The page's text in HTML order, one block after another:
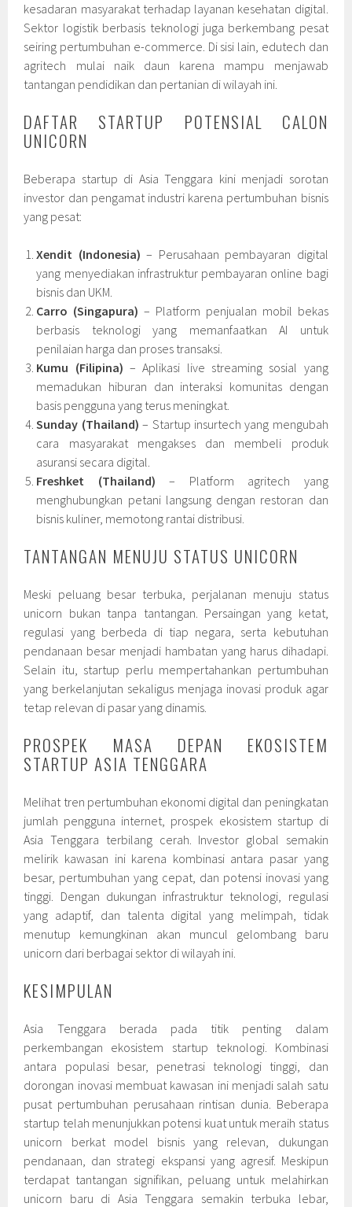
kesadaran masyarakat terhadap layanan kesehatan digital.
Sektor logistik berbasis teknologi juga berkembang pesat
seiring pertumbuhan e-commerce. Di sisi lain, edutech dan
agritech mulai naik daun karena mampu menjawab
tantangan pendidikan dan pertanian di wilayah ini.
DAFTAR STARTUP POTENSIAL CALON
UNICORN
Beberapa startup di Asia Tenggara kini menjadi sorotan
investor dan pengamat industri karena pertumbuhan bisnis
yang pesat:
Xendit (Indonesia) – Perusahaan pembayaran digital
yang menyediakan infrastruktur pembayaran online bagi
bisnis dan UKM.
Carro (Singapura) – Platform penjualan mobil bekas
berbasis teknologi yang memanfaatkan AI untuk
penilaian harga dan proses transaksi.
Kumu (Filipina) – Aplikasi live streaming sosial yang
memadukan hiburan dan interaksi komunitas dengan
basis pengguna yang terus meningkat.
Sunday (Thailand) – Startup insurtech yang mengubah
cara masyarakat mengakses dan membeli produk
asuransi secara digital.
Freshket (Thailand) – Platform agritech yang
menghubungkan petani langsung dengan restoran dan
bisnis kuliner, memotong rantai distribusi.
TANTANGAN MENUJU STATUS UNICORN
Meski peluang besar terbuka, perjalanan menuju status
unicorn bukan tanpa tantangan. Persaingan yang ketat,
regulasi yang berbeda di tiap negara, serta kebutuhan
pendanaan besar menjadi hambatan yang harus dihadapi.
Selain itu, startup perlu mempertahankan pertumbuhan
yang berkelanjutan sekaligus menjaga inovasi produk agar
tetap relevan di pasar yang dinamis.
PROSPEK MASA DEPAN EKOSISTEM
STARTUP ASIA TENGGARA
Melihat tren pertumbuhan ekonomi digital dan peningkatan
jumlah pengguna internet, prospek ekosistem startup di
Asia Tenggara terbilang cerah. Investor global semakin
melirik kawasan ini karena kombinasi antara pasar yang
besar, pertumbuhan yang cepat, dan potensi inovasi yang
tinggi. Dengan dukungan infrastruktur teknologi, regulasi
yang adaptif, dan talenta digital yang melimpah, tidak
menutup kemungkinan akan muncul gelombang baru
unicorn dari berbagai sektor di wilayah ini.
KESIMPULAN
Asia Tenggara berada pada titik penting dalam
perkembangan ekosistem startup teknologi. Kombinasi
antara populasi besar, penetrasi teknologi tinggi, dan
dorongan inovasi membuat kawasan ini menjadi salah satu
pusat pertumbuhan perusahaan rintisan dunia. Beberapa
startup telah menunjukkan potensi kuat untuk meraih status
unicorn berkat model bisnis yang relevan, dukungan
pendanaan, dan strategi ekspansi yang agresif. Meskipun
terdapat tantangan signifikan, peluang untuk melahirkan
unicorn baru di Asia Tenggara semakin terbuka lebar,